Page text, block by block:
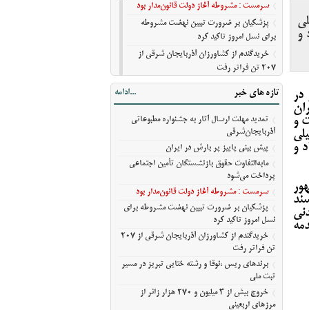
و
و
و
سرمست : مشروطه آغاز دولت قانون‌مدار بود
پزشکیان بر ضرورت تبیین نهضت مشروطه
برای نسل امروز تاکید کرد
خریدگندم از کشاورزان آذربایجان شرقی از
207 تن فراتر رفت
برندهای ریس ،‌نوقا و رشته ختایی تبریز در
مسیر ثبت ملی
خروج بیش از ۳ میلیون و ۲۷۰ هزار زائر از
مرزهای اربعینی
تهران کوتاه نیامد، واشنگتن عقب نشست؛
روایت نیویورک‌تایمز از فرسایش گزینه‌های
آمریکا
مراسم عزاداری اربعین حسینی در کربلای
معلی/تصویری
تازه های خبر ...ادامه
تمدید مهلت ارسال آثار به جشنواره مطبوعاتی
آذربایجان‌شرقی
پیش‌ بینی پاییز پر بارش در ایران
مابه‌التفاوت حقوق بازنشستگان تأمین اجتماعی
پرداخت می‌شود
سرمست : مشروطه آغاز دولت قانون‌مدار بود
پزشکیان بر ضرورت تبیین نهضت مشروطه برای
نسل امروز تاکید کرد
خریدگندم از کشاورزان آذربایجان شرقی از 207
تن فراتر رفت
برندهای ریس ،‌نوقا و رشته ختایی تبریز در مسیر
ثبت ملی
خروج بیش از ۳ میلیون و ۲۷۰ هزار زائر از
مرزهای اربعینی